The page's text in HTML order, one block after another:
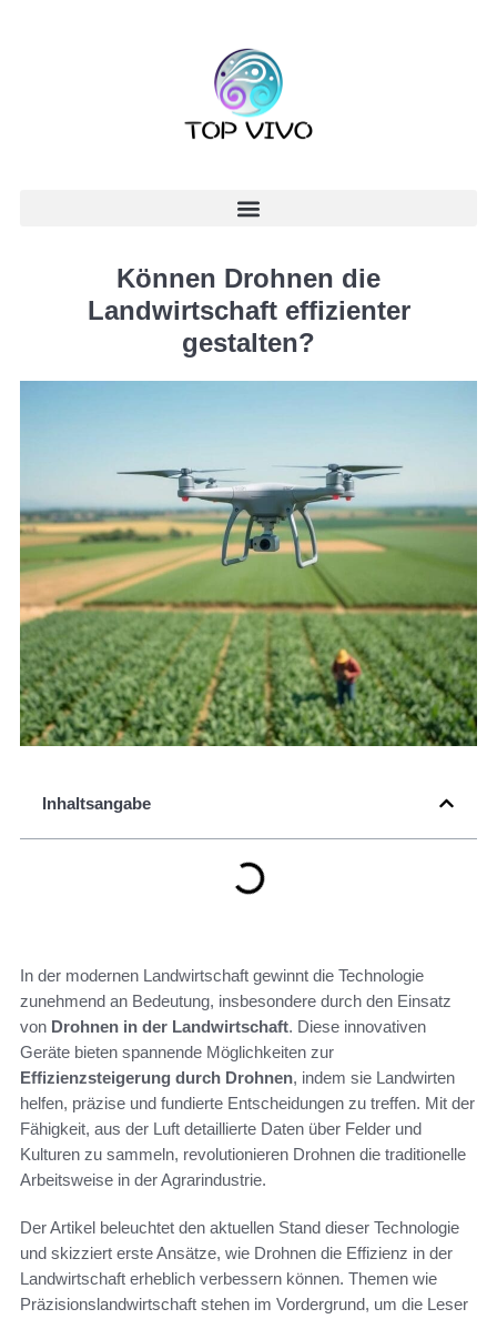
Können Drohnen die
Landwirtschaft effizienter
gestalten?
Inhaltsangabe
In der modernen Landwirtschaft gewinnt die Technologie
zunehmend an Bedeutung, insbesondere durch den Einsatz
von Drohnen in der Landwirtschaft. Diese innovativen
Geräte bieten spannende Möglichkeiten zur
Effizienzsteigerung durch Drohnen, indem sie Landwirten
helfen, präzise und fundierte Entscheidungen zu treffen. Mit der
Fähigkeit, aus der Luft detaillierte Daten über Felder und
Kulturen zu sammeln, revolutionieren Drohnen die traditionelle
Arbeitsweise in der Agrarindustrie.
Der Artikel beleuchtet den aktuellen Stand dieser Technologie
und skizziert erste Ansätze, wie Drohnen die Effizienz in der
Landwirtschaft erheblich verbessern können. Themen wie
Präzisionslandwirtschaft stehen im Vordergrund, um die Leser